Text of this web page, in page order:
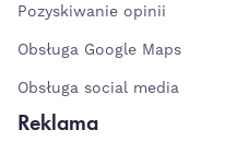
Pozyskiwanie opinii
Obsługa Google Maps
Obsługa social media
Reklama